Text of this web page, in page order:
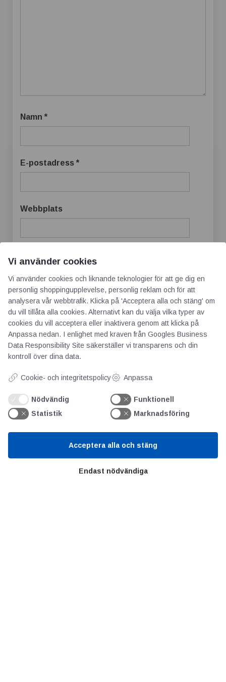
Namn *
E-postadress *
Webbplats
webbplats i denna webbläsare till nästa gång
jag skriver en kommentar.
AOTI
Vi använder cookies
Vi använder cookies och liknande teknologier för att ge dig en
personlig shoppingupplevelse, personlig reklam och för att
analysera vår webbtrafik. Klicka på 'Acceptera alla och stäng' om
du vill tillåta alla cookies. Alternativt kan du välja vilka typer av
cookies du vill acceptera eller inaktivera genom att klicka på
Anpassa nedan. I enlighet med kraven från Googles Business
Data Responsibility Site säkerställer vi transparens och din
kontroll över dina data.
Cookie- och integritetspolicy Anpassa
Nödvändig
Funktionell
Statistik
Marknadsföring
Endast nödvändiga
Acceptera alla och stäng